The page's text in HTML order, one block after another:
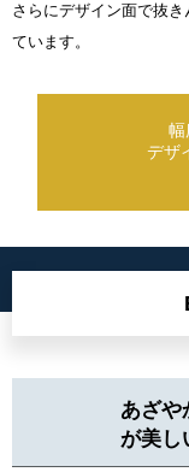
さらにデザイン面で抜
ています。
幅
デザ
あざや
が美し